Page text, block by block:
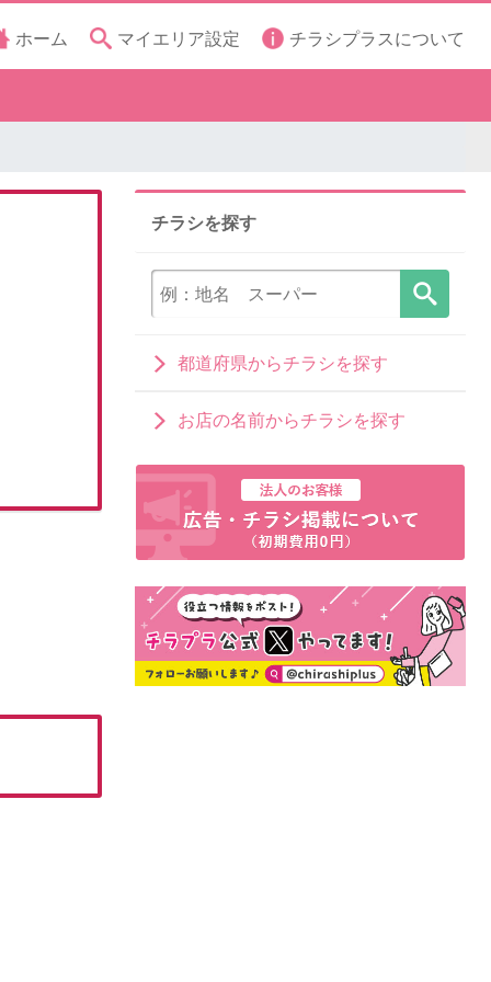
ホーム マイエリア設定 チラシプラスについて
チラシを探す
都道府県からチラシを探す
お店の名前からチラシを探す